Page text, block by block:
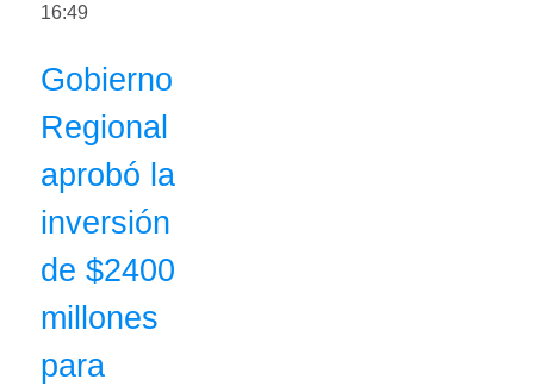
16:49
Gobierno
Regional
aprobó la
inversión
de $2400
millones
para